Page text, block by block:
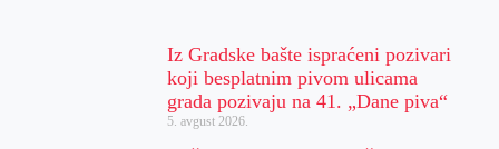
Iz Gradske bašte ispraćeni pozivari
koji besplatnim pivom ulicama
grada pozivaju na 41. „Dane piva“
5. avgust 2026.